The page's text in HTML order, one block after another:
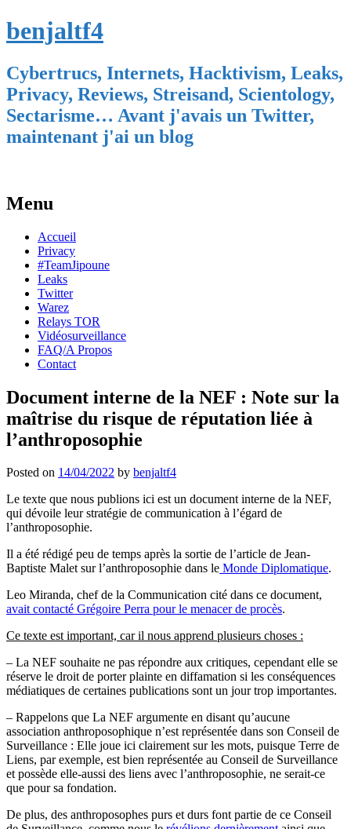
benjaltf4
Cybertrucs, Internets, Hacktivism, Leaks,
Privacy, Reviews, Streisand, Scientology,
Sectarisme… Avant j'avais un Twitter,
maintenant j'ai un blog
Menu
Skip
content
Accueil
Privacy
#TeamJipoune
Leaks
Twitter
Warez
Relays TOR
Vidéosurveillance
FAQ/A Propos
Contact
Document interne de la NEF : Note sur la
maîtrise du risque de réputation liée à
l’anthroposophie
Posted on 14/04/2022 by benjaltf4
Le texte que nous publions ici est un document interne de la NEF,
qui dévoile leur stratégie de communication à l’égard de
l’anthroposophie.
Il a été rédigé peu de temps après la sortie de l’article de Jean-
Baptiste Malet sur l’anthroposophie dans le Monde Diplomatique.
Leo Miranda, chef de la Communication cité dans ce document,
avait contacté Grégoire Perra pour le menacer de procès.
Ce texte est important, car il nous apprend plusieurs choses :
– La NEF souhaite ne pas répondre aux critiques, cependant elle se
réserve le droit de porter plainte en diffamation si les conséquences
médiatiques de certaines publications sont un jour trop importantes.
– Rappelons que La NEF argumente en disant qu’aucune
association anthroposophique n’est représentée dans son Conseil de
Surveillance : Elle joue ici clairement sur les mots, puisque Terre de
Liens, par exemple, est bien représentée au Conseil de Surveillance
et possède elle-aussi des liens avec l’anthroposophie, ne serait-ce
que pour sa fondation.
De plus, des anthroposophes purs et durs font partie de ce Conseil